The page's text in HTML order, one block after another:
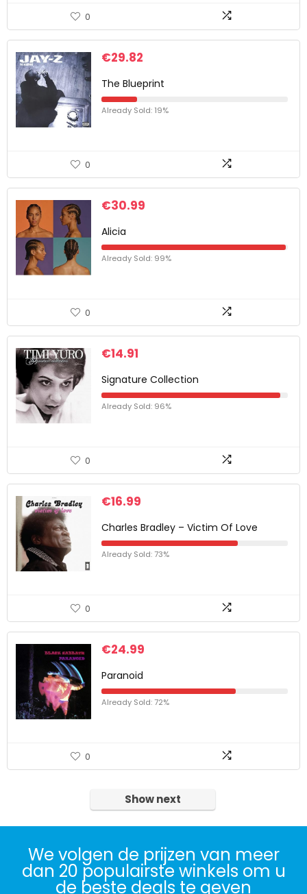
0
€29.82
The Blueprint
Already Sold: 19%
0
€30.99
Alicia
Already Sold: 99%
0
€14.91
Signature Collection
Already Sold: 96%
0
€16.99
Charles Bradley – Victim Of Love
Already Sold: 73%
0
€24.99
Paranoid
Already Sold: 72%
0
Show next
We volgen de prijzen van meer
dan 20 populairste winkels om u
de beste deals te geven